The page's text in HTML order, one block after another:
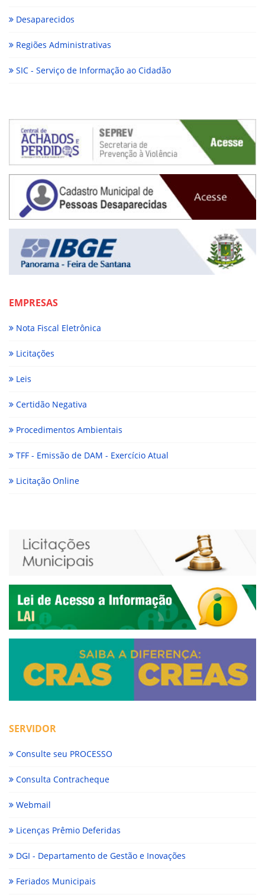
Desaparecidos
Regiões Administrativas
SIC - Serviço de Informação ao Cidadão
EMPRESAS
Nota Fiscal Eletrônica
Licitações
Leis
Certidão Negativa
Procedimentos Ambientais
TFF - Emissão de DAM - Exercício Atual
Licitação Online
SERVIDOR
Consulte seu PROCESSO
Consulta Contracheque
Webmail
Licenças Prêmio Deferidas
DGI - Departamento de Gestão e Inovações
Feriados Municipais